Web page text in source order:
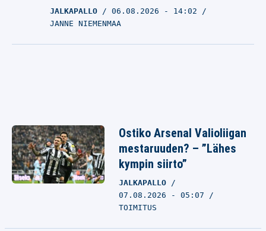
JALKAPALLO 06.08.2026 - 14:02
JANNE NIEMENMAA
Ostiko Arsenal Valioliigan
mestaruuden? – ”Lähes
kympin siirto”
JALKAPALLO
07.08.2026 - 05:07
TOIMITUS